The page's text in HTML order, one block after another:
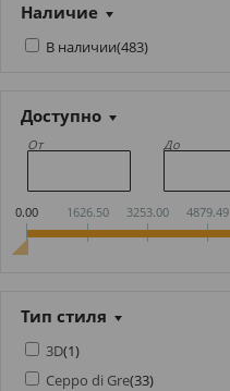
Наличие
В наличии(483)
Доступно
От До
0.00 1626.50 3253.00 4879.49
Тип стиля
3D(1)
Ceppo di Gre(33)